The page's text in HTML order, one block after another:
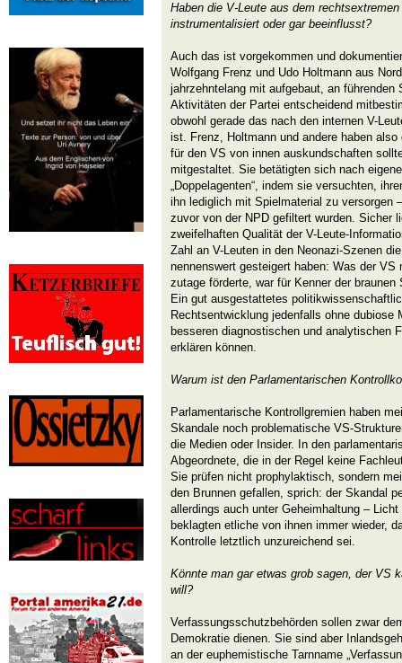
Haben die V-Leute aus dem
instrumentalisiert oder gar beeinflusst?
Auch das ist vorgekommen und
Wolfgang Frenz und Udo Holtmann aus
jahrzehntelang mit aufgebaut, an führenden
Aktivitäten der Partei entscheidend
obwohl gerade das nach den internen V-
ist. Frenz, Holtmann und andere haben
für den VS von innen auskundschaften
mitgestaltet. Sie betätigten sich nach
„Doppelagenten“, indem sie versuchten,
ihn lediglich mit Spielmaterial zu versorgen
zuvor von der NPD gefiltert wurden. Sicher
zweifelhaften Qualität der V-Leute-
Zahl an V-Leuten in den Neonazi-Szenen
nennenswert gesteigert haben: Was der VS
zutage förderte, war für Kenner der
Ein gut ausgestattetes
Rechtsentwicklung jedenfalls ohne dubiose
besseren diagnostischen und analytischen
erklären können.
Warum ist den Parlamentarischen
Parlamentarische Kontrollgremien haben
Skandale noch problematische VS-
die Medien oder Insider. In den
Abgeordnete, die in der Regel keine
Sie prüfen nicht prophylaktisch, sondern
den Brunnen gefallen, sprich: der Skandal
allerdings auch unter Geheimhaltung –
beklagten etliche von ihnen immer wieder,
Kontrolle letztlich unzureichend sei.
Könnte man gar etwas grob sagen, der VS
will?
Verfassungsschutzbehörden sollen zwar
Demokratie dienen. Sie sind aber
an der euphemistische Tarnname